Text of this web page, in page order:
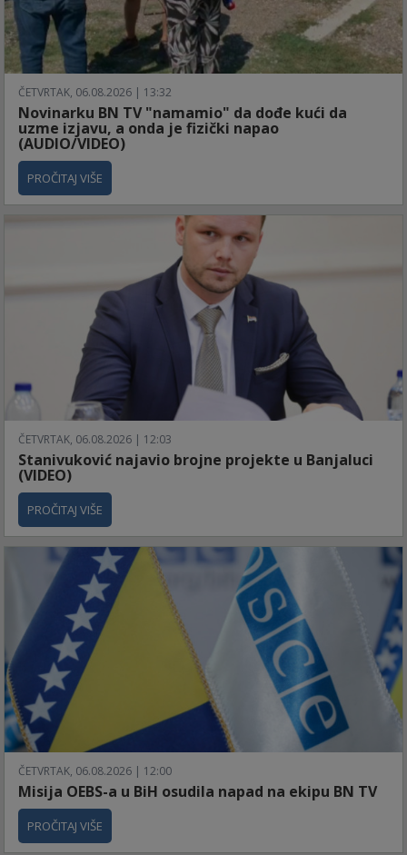
ČETVRTAK, 06.08.2026 | 13:32
Novinarku BN TV "namamio" da dođe kući da
uzme izjavu, a onda je fizički napao
(AUDIO/VIDEO)
PROČITAJ VIŠE
ČETVRTAK, 06.08.2026 | 12:03
Stanivuković najavio brojne projekte u Banjaluci
(VIDEO)
PROČITAJ VIŠE
ČETVRTAK, 06.08.2026 | 12:00
Misija OEBS-a u BiH osudila napad na ekipu BN TV
PROČITAJ VIŠE